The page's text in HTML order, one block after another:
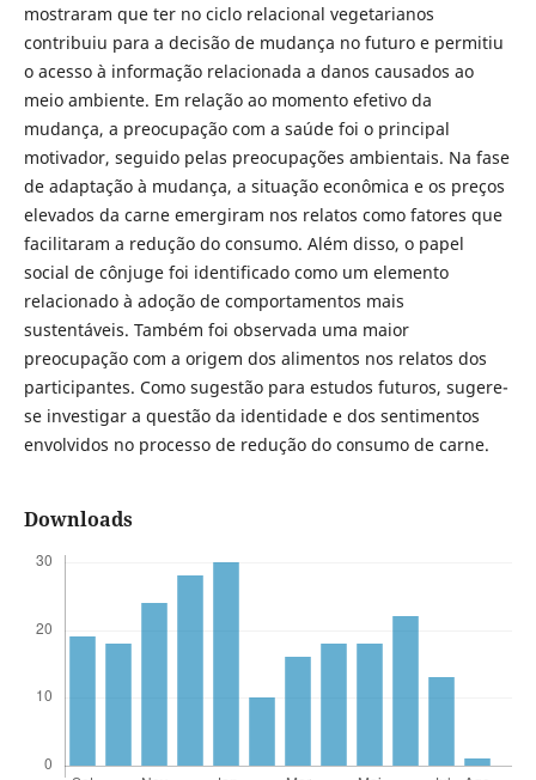
mostraram que ter no ciclo relacional vegetarianos
contribuiu para a decisão de mudança no futuro e permitiu
o acesso à informação relacionada a danos causados ao
meio ambiente. Em relação ao momento efetivo da
mudança, a preocupação com a saúde foi o principal
motivador, seguido pelas preocupações ambientais. Na fase
de adaptação à mudança, a situação econômica e os preços
elevados da carne emergiram nos relatos como fatores que
facilitaram a redução do consumo. Além disso, o papel
social de cônjuge foi identificado como um elemento
relacionado à adoção de comportamentos mais
sustentáveis. Também foi observada uma maior
preocupação com a origem dos alimentos nos relatos dos
participantes. Como sugestão para estudos futuros, sugere-
se investigar a questão da identidade e dos sentimentos
envolvidos no processo de redução do consumo de carne.
Downloads